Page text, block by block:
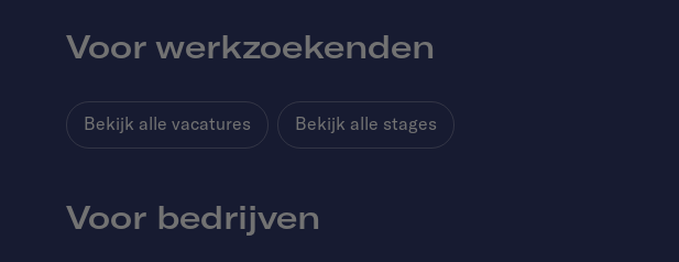
Voor werkzoekenden
Bekijk alle vacatures Bekijk alle stages
Voor bedrijven